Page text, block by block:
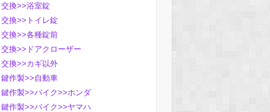
交換>>浴室錠
交換>>トイレ錠
交換>>各種錠前
交換>>ドアクローザー
交換>>カギ以外
鍵作製>>自動車
鍵作製>>バイク>>ホンダ
鍵作製>>バイク>>ヤマハ